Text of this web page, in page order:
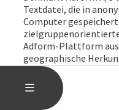
MENÜ
Textdatei, die in
Computer
Adform-Plattform
geographische
Seiten, jedoch keine
Identifizierung von
den einzelnen
Verarbeitung erfolgt